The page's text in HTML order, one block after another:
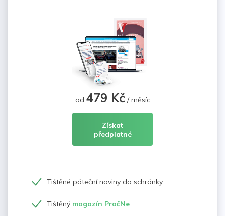
od 479 Kč/ měsíc
Získat
předplatné
Tištěné páteční noviny do schránky
Tištěný magazín PročNe